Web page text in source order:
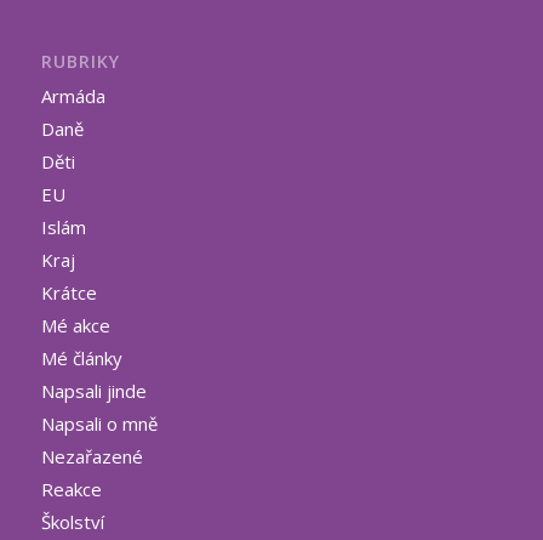
RUBRIKY
Armáda
Daně
Děti
EU
Islám
Kraj
Krátce
Mé akce
Mé články
Napsali jinde
Napsali o mně
Nezařazené
Reakce
Školství